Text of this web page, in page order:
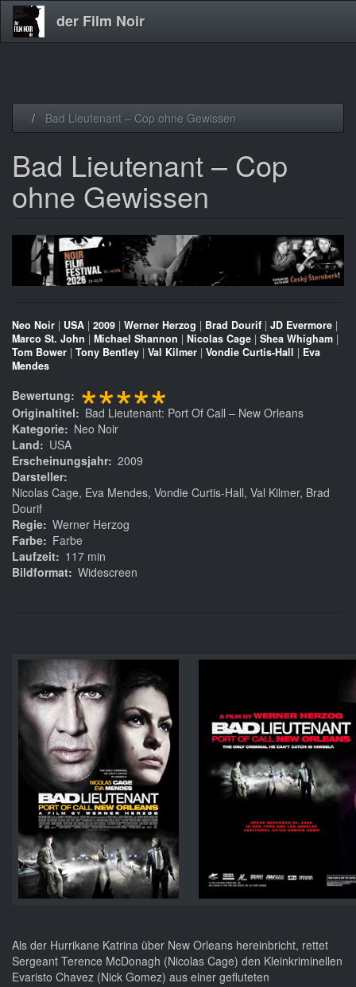
der Film Noir
Bad Lieutenant – Cop ohne Gewissen
Bad Lieutenant – Cop
ohne Gewissen
Neo Noir | USA | 2009 | Werner Herzog | Brad Dourif | JD Evermore |
Marco St. John | Michael Shannon | Nicolas Cage | Shea Whigham |
Tom Bower | Tony Bentley | Val Kilmer | Vondie Curtis-Hall | Eva
Mendes
Bewertung *****
Originaltitel
Bad Lieutenant: Port Of Call – New Orleans
Kategorie
Neo Noir
Land
USA
Erscheinungsjahr 2009
Darsteller
Nicolas Cage, Eva Mendes, Vondie Curtis-Hall, Val Kilmer, Brad
Dourif
Regie Werner Herzog
Farbe
Farbe
Laufzeit
117 min
Bildformat Widescreen
Als der Hurrikane Katrina über New Orleans hereinbricht, rettet
Sergeant Terence McDonagh (Nicolas Cage) den Kleinkriminellen
Evaristo Chavez (Nick Gomez) aus einer gefluteten